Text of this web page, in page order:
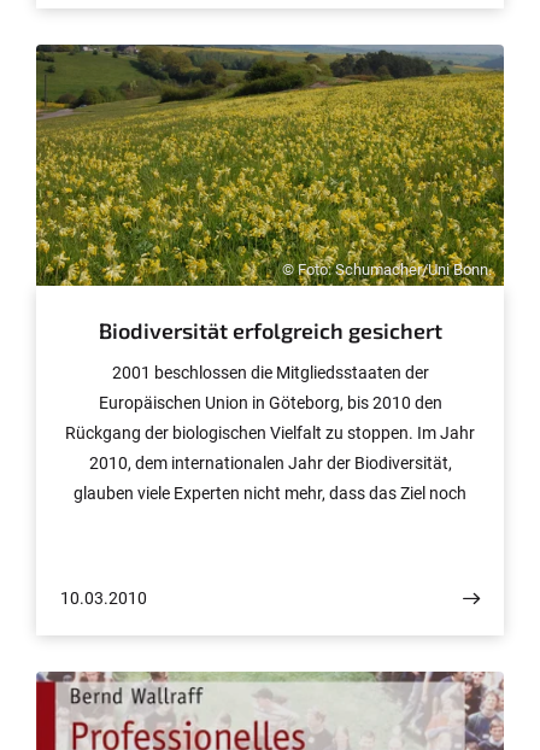
© Foto: Schumacher/Uni Bonn.
Biodiversität erfolgreich gesichert
2001 beschlossen die Mitgliedsstaaten der
Europäischen Union in Göteborg, bis 2010 den
Rückgang der biologischen Vielfalt zu stoppen. Im Jahr
2010, dem internationalen Jahr der Biodiversität,
glauben viele Experten nicht mehr, dass das Ziel noch
belegen Studien von Naturschutzforschern der
Universität Bonn.
10.03.2010